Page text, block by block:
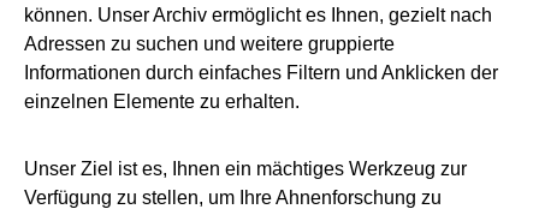
können. Unser Archiv ermöglicht es Ihnen, gezielt nach
Adressen zu suchen und weitere gruppierte
Informationen durch einfaches Filtern und Anklicken der
einzelnen Elemente zu erhalten.
Unser Ziel ist es, Ihnen ein mächtiges Werkzeug zur
Verfügung zu stellen, um Ihre Ahnenforschung zu